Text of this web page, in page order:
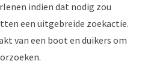
indien dat nodig zou
een uitgebreide zoekactie.
van een boot en duikers om